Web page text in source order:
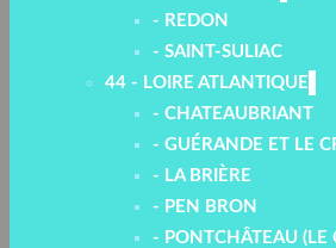
- REDON
- SAINT-SULIAC
44 - LOIRE ATLANTIQUE
- CHATEAUBRIANT
- GUÉRANDE ET LE
- LA BRIÈRE
- PEN BRON
- PONTCHÂTEAU (LE